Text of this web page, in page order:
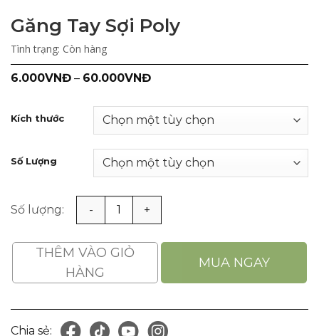
Găng Tay Sợi Poly
Tình trạng: Còn hàng
6.000VNĐ – 60.000VNĐ
Kích thước
Số Lượng
Găng Tay Sợi Poly số lượng
THÊM VÀO GIỎ
HÀNG
MUA NGAY
Chia sẻ: